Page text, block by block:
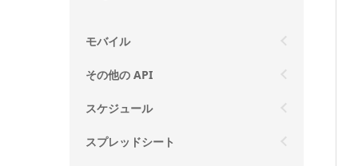
モバイル
その他の API
スケジュール
スプレッドシート